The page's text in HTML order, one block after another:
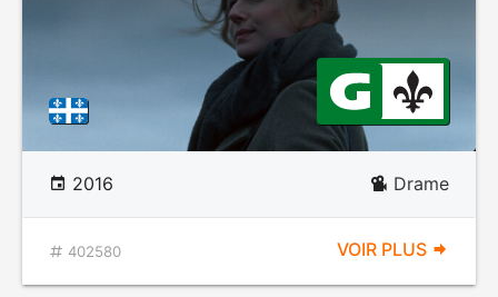
2016 Drame
402580 VOIR PLUS